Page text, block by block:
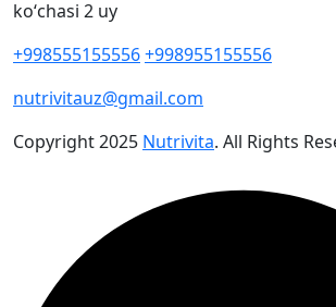
koʻchasi 2 uy
+998555155556+998955155556
nutrivitauz@gmail.com
Copyright2025 Nutrivita. All Rights